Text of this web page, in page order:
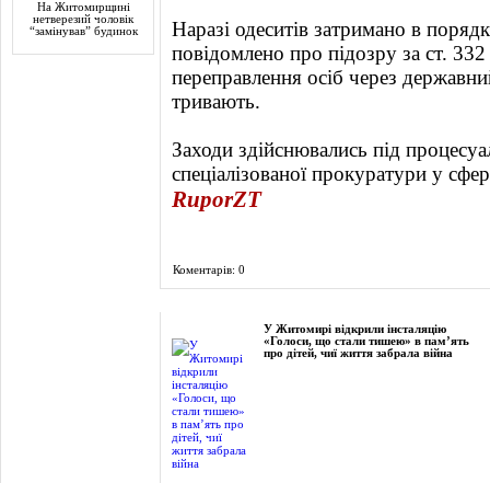
На Житомирщині
нетверезий чоловік
“замінував” будинок
Наразі одеситів затримано в
повідомлено про підозру за ст.
переправлення осіб через
тривають.
Заходи здійснювались під
спеціалізованої прокуратури у
RuporZT
Коментарів: 0
У Житомирі відкрили інсталяцію
«Голоси, що стали тишею» в пам’ять
про дітей, чиї життя забрала війна